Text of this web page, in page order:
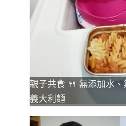
親子共食 🍴 無添加水
義大利麵